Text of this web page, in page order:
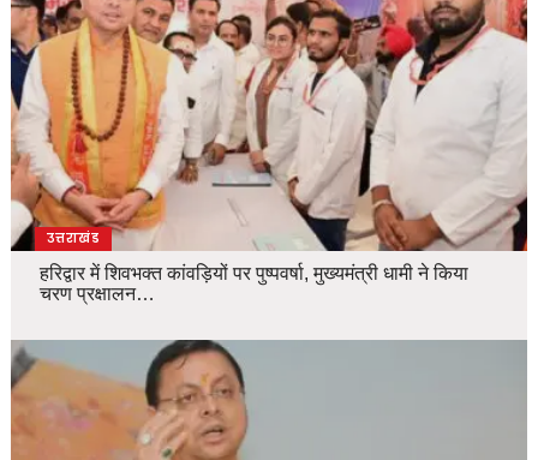
उत्तराखंड
हरिद्वार में शिवभक्त कांवड़ियों पर पुष्पवर्षा, मुख्यमंत्री धामी ने किया
चरण प्रक्षालन…